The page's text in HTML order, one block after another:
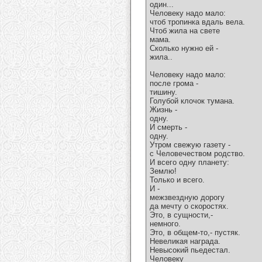
один...
Человеку надо мало:
чтоб тропинка вдаль вела.
Чтоб жила на свете
мама.
Сколько нужно ей -
жила..
Человеку надо мало:
после грома -
тишину.
Голубой клочок тумана.
Жизнь -
одну.
И смерть -
одну.
Утром свежую газету -
с Человечеством родство.
И всего одну планету:
Землю!
Только и всего.
И -
межзвездную дорогу
да мечту о скоростях.
Это, в сущности,-
немного.
Это, в общем-то,- пустяк.
Невеликая награда.
Невысокий пьедестал.
Человеку